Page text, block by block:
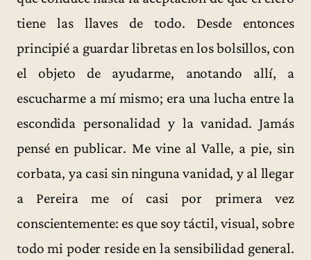
tiene las llaves de todo. Desde entonces
principié a guardar libretas en los bolsillos, con
el objeto de ayudarme, anotando allí, a
escucharme a mí mismo; era una lucha entre la
escondida personalidad y la vanidad. Jamás
pensé en publicar. Me vine al Valle, a pie, sin
corbata, ya casi sin ninguna vanidad, y al llegar
a Pereira me oí casi por primera vez
conscientemente: es que soy táctil, visual, sobre
todo mi poder reside en la sensibilidad general.